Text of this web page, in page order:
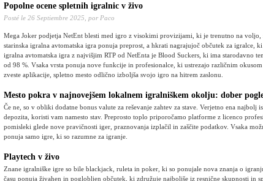
Popolne ocene spletnih igralnic v živo
Posté le 26 Septiembre 2025, por Paco
Mega Joker podjetja NetEnt blesti med igro z visokimi provizijami, ki je trenutno na voljo,
starinska igralna avtomatska igra ponuja preprost, a hkrati nagrajujoč občutek za igralce,
igralna avtomatska igra z najvišjim RTP od NetEnta je Blood Suckers, ki ima starodavno
od 98 %. Vsaka vrsta ponuja nove funkcije in profesionalce, ki ustrezajo različnim
zveste aplikacije, spletno mesto odlično izboljša svojo igro na hitrem zaslonu.
Mesto pokra v najnovejšem lokalnem igralniškem okolju: dober
Če ne, so v obliki dodatne bonus valute za reševanje zahtev za stave. Verjetno ena najbolj
depozita, koristi vam namesto stav. Preprosto toplo priporočamo platforme z licenco
pomisleki glede nove pravičnosti iger, praznovanja izplačil in zaščite podatkov. Vsaka
ponuja samo igre, ki so razumne za igranje.
Playtech v živo
Znane igralniške igre so bile blackjack, ruleta in poker, ki so ponujale nova znanja o
času ponuja živahen in poglobljen občutek, ki združuje najboljše iz resnične skupnosti in